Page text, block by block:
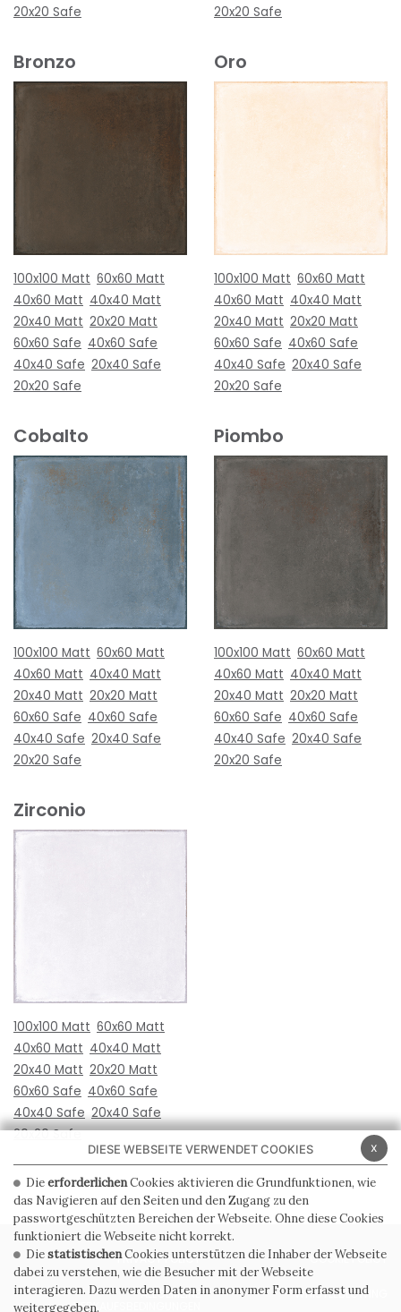
20x20 Safe
20x20 Safe
Bronzo
100x100 Matt 60x60 Matt
40x60 Matt 40x40 Matt
20x40 Matt 20x20 Matt
60x60 Safe 40x60 Safe
40x40 Safe 20x40 Safe
20x20 Safe
Oro
100x100 Matt 60x60 Matt
40x60 Matt 40x40 Matt
20x40 Matt 20x20 Matt
60x60 Safe 40x60 Safe
40x40 Safe 20x40 Safe
20x20 Safe
Cobalto
100x100 Matt 60x60 Matt
40x60 Matt 40x40 Matt
20x40 Matt 20x20 Matt
60x60 Safe 40x60 Safe
40x40 Safe 20x40 Safe
20x20 Safe
Piombo
100x100 Matt 60x60 Matt
40x60 Matt 40x40 Matt
20x40 Matt 20x20 Matt
60x60 Safe 40x60 Safe
40x40 Safe 20x40 Safe
20x20 Safe
Zirconio
100x100 Matt 60x60 Matt
40x60 Matt 40x40 Matt
20x40 Matt 20x20 Matt
60x60 Safe 40x60 Safe
40x40 Safe 20x40 Safe
20x20 Safe
PRIVACY POLICY COOKIE POLICY
ALLGEMEINE
VERKAUFSBEDINGUNGEN
WHISTLEBLOWING
x
DIESE WEBSEITE VERWENDET COOKIES
DieerforderlichenCookies aktivieren die Grundfunktionen, wie
das Navigieren auf den Seiten und den Zugang zu den
passwortgeschützten Bereichen der Webseite. Ohne diese Cookies
funktioniert die Webseite nicht korrekt.
DiestatistischenCookies unterstützen die Inhaber der Webseite
dabei zu verstehen, wie die Besucher mit der Webseite
interagieren. Dazu werden Daten in anonymer Form erfasst und
weitergegeben.